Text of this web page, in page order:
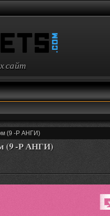
сайт
(9 -Р АНГИ)
(9 -Р АНГИ)